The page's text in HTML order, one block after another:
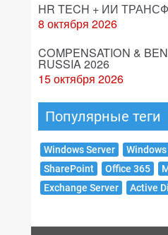
HR TECH + ИИ
8 октября 2026
COMPENSATION &
RUSSIA 2026
15 октября 2026
Популярные теги
Windows Server
SharePoint
Office 365
Exchange Server
Active